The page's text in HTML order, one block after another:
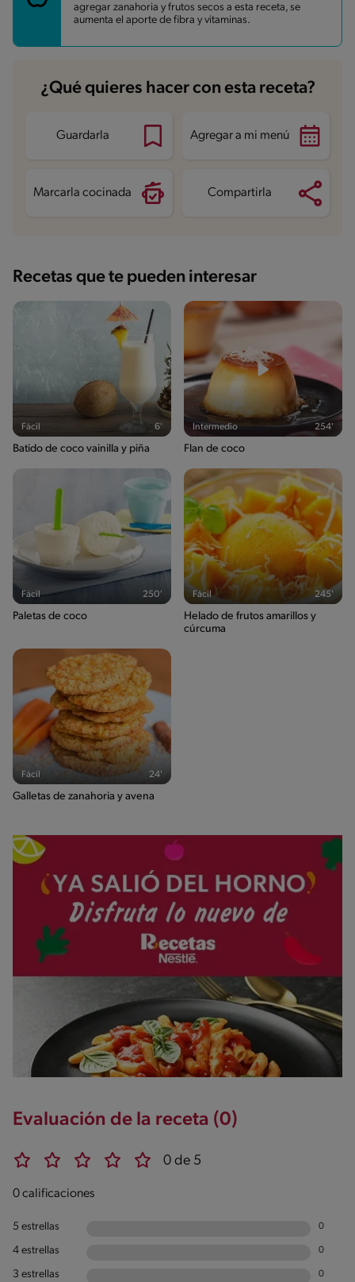
Fibra 1.7 g
Proteína 2.3 g
Grasas saturadas
agregar zanahoria y frutos secos a esta receta, se
aumenta el aporte de fibra y vitaminas.
¿Qué quieres hacer con esta receta?
Guardarla Agregar a mi menú
Marcarla cocinada Compartirla
Recetas que te pueden interesar
Fácil 6'
Batido de coco vainilla y piña
Intermedio 254'
Flan de coco
Fácil 250'
Paletas de coco
Fácil 245'
Helado de frutos amarillos y
cúrcuma
Fácil 24'
Galletas de zanahoria y avena
Evaluación de la receta (0)
0 de 5
0 calificaciones
5 estrellas 0
4 estrellas 0
3 estrellas 0